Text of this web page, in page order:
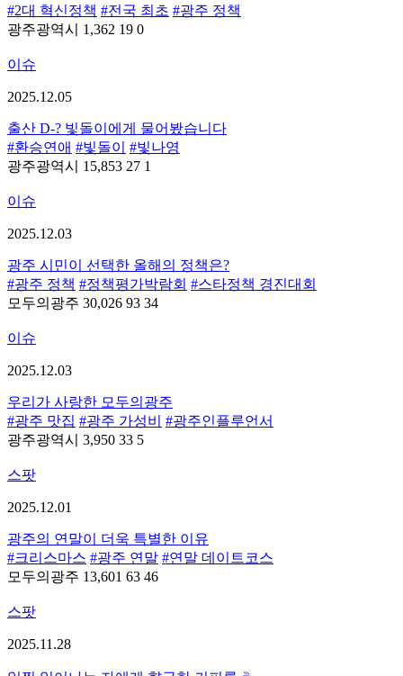
#2대 혁신정책 #전국 최초 #광주 정책
광주광역시
1,362 19 0
이슈
2025.12.05
출산 D-? 빛돌이에게 물어봤습니다
#환승연애 #빛돌이
#빛나영
광주광역시
15,853 27 1
이슈
2025.12.03
광주 시민이 선택한 올해의 정책은?
#광주 정책 #정책평가박람회 #스타정책 경진대회
모두의광주 30,026 93 34
이슈
2025.12.03
우리가 사랑한 모두의광주
#광주 맛집 #광주 가성비
#광주인플루언서
광주광역시 3,950 33 5
스팟
2025.12.01
광주의 연말이 더욱 특별한 이유
#크리스마스 #광주 연말 #연말 데이트코스
모두의광주 13,601 63 46
스팟
2025.11.28